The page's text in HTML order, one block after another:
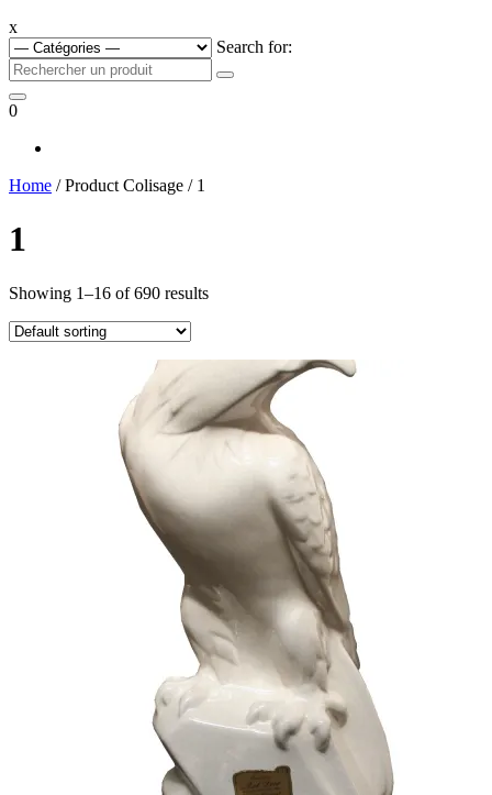
x
Search for:
0
Home / Product Colisage / 1
1
Showing 1–16 of 690 results